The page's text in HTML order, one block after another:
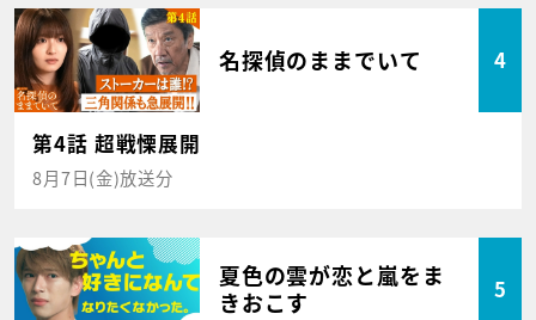
名探偵のままでいて 4
第4話 超戦慄展開
8月7日(金)放送分
夏色の雲が恋と嵐をま
きおこす
5